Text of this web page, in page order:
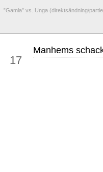
”Gamla” vs. Unga (direktsändning/
17
Manhems